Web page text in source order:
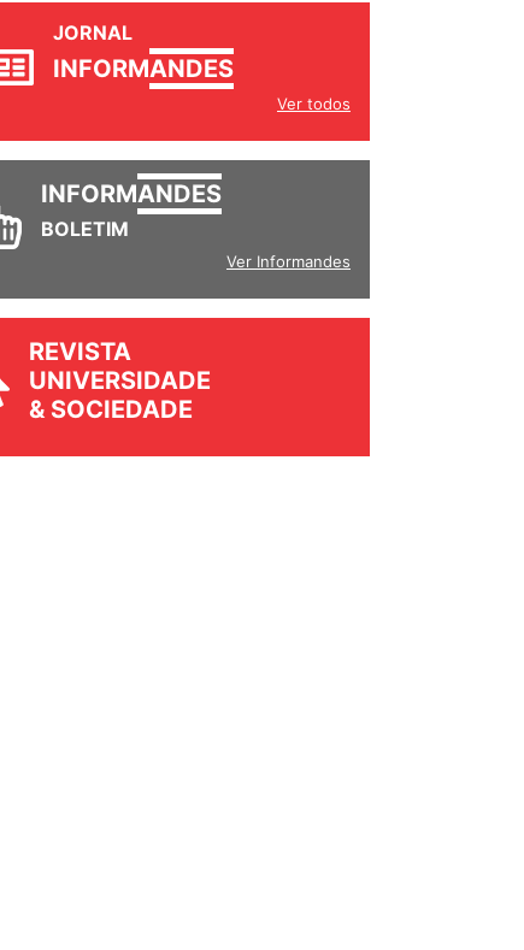
JORNAL
Ver todos
INFORM
Ver Informandes
REVISTA
UNIVERSIDADE